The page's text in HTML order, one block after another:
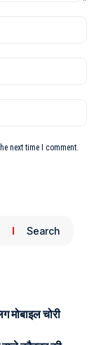
next time I comment.
Search
मोबाइल चोरी